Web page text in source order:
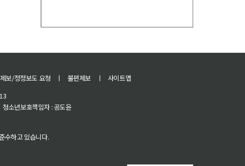
보/정정보도 요청 ㅣ 불편제보 ㅣ
사이트맵
청소년보호책임자 : 공도윤
수하고 있습니다.